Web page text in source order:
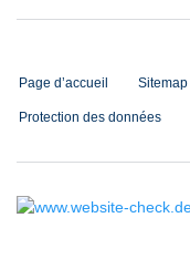
Page d’accueil Sitemap
Protection des données